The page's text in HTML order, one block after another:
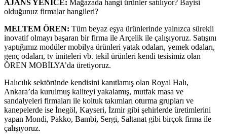
AJANS YENİCE: Mağazada hangi ürünler satılıyor? Bayisi
olduğunuz firmalar hangileri?
MELTEM ÖREN: Tüm beyaz eşya ürünlerinde yalnızca sürekli
inovatif olmayı başaran bir firma ile Arçelik ile çalışıyoruz. Satışını
yaptığımız modüler mobilya ürünleri yatak odaları, yemek odaları,
genç odaları, tv üniteleri vb. tekil ürünleri kendi tesisimiz olan
ÖREN MOBİLYA’da üretiyoruz.
Halıcılık sektöründe kendisini kanıtlamış olan Royal Halı,
Ankara’da kurulmuş kaliteyi yakalamış, mutfak masa ve
sandalyeleri firmaları ile koltuk takımları oturma grupları ve
kanepelerde ise İnegöl, Kayseri, İzmir gibi şehirlerde üretimlerini
yapan Mondi, Pakko, Bambi, Sergi, Saltanat gibi birçok firma ile
çalışıyoruz.